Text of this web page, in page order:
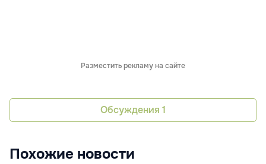
Разместить рекламу на сайте
Обсуждения 1
Похожие новости